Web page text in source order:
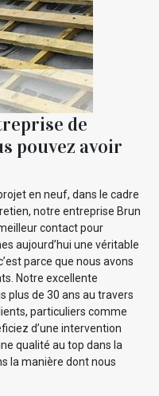
de
pouvez avoir
en neuf, dans le cadre
notre entreprise Brun
contact pour
aujourd’hui une véritable
parce que nous avons
Notre excellente
plus de 30 ans au travers
particuliers comme
d’une intervention
qualité au top dans la
la manière dont nous